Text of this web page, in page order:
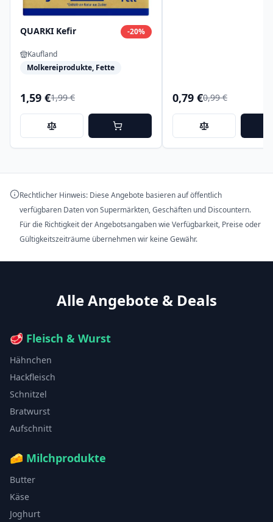
QUARKI Kefir -20%
Kaufland
Molkereiprodukte, Fette
1,59 €1,99 € 0,79 €0,99 €
Rechtlicher Hinweis: Diese Angebote basieren auf öffentlich
verfügbaren Daten von Supermärkten, Geschäften und Discountern.
Für die Richtigkeit der Angebotsangaben wie Verfügbarkeit, Preise oder
Gültigkeitszeiträume übernehmen wir keine Gewähr.
Alle Angebote & Deals
🥩 Fleisch & Wurst
Hähnchen
Hackfleisch
Schnitzel
Bratwurst
Aufschnitt
🧀 Milchprodukte
Butter
Käse
Joghurt